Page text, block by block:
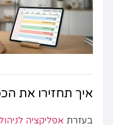
איך תחזירו את
בעזרת אפליקציה